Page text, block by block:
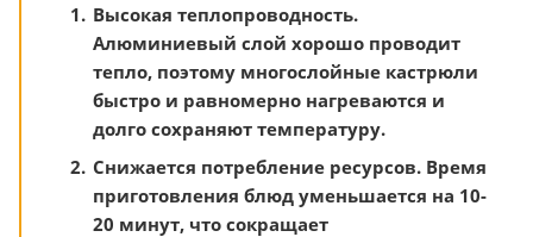
Высокая теплопроводность.
Алюминиевый слой хорошо проводит
тепло, поэтому многослойные кастрюли
быстро и равномерно нагреваются и
долго сохраняют температуру.
Снижается потребление ресурсов. Время
приготовления блюд уменьшается на 10-
20 минут, что сокращает